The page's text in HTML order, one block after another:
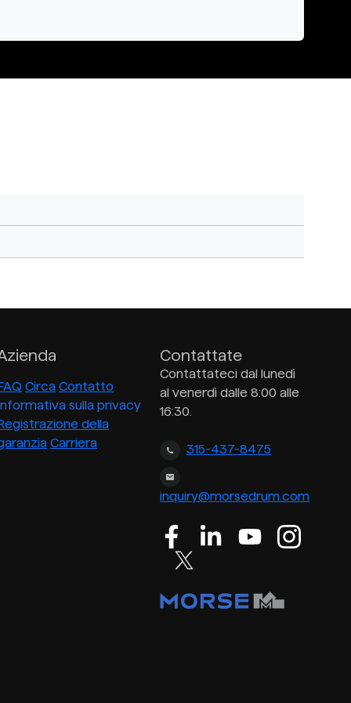
Circa Contatto
sulla privacy
della
Carriera
Contattate
Contattateci dal lunedì
al venerdì dalle 8:00 alle
16:30.
315-437-8475
inquiry@morsedrum.com